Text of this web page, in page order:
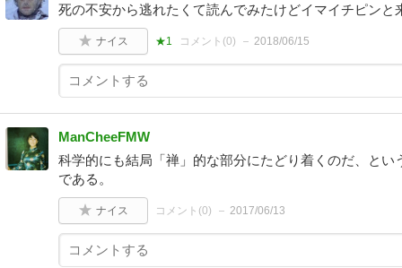
死の不安から逃れたくて読んでみたけどイマイチピン
ナイス ★1 コメント(0) 2018/06/15
ManCheeFMW
科学的にも結局「禅」的な部分にたどり着くのだ、とい
である。
ナイス コメント(0) 2017/06/13